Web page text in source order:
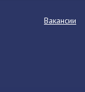
Вакансии